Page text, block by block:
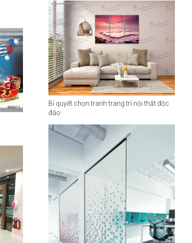
Bí quyết chọn tranh trang trí nội thất độc
đáo